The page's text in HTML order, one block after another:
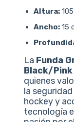
Altura:
Ancho: 15
La Funda
Black/Pink
quienes
la
hockey y
tecnología